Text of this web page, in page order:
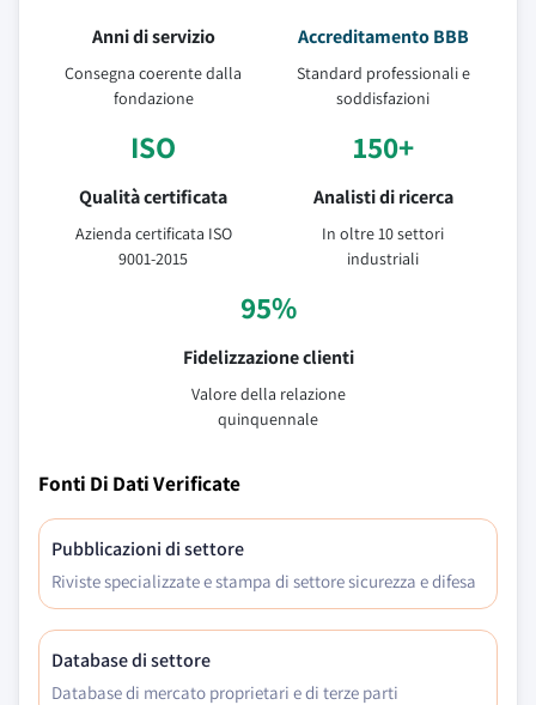
Anni di servizio
Consegna coerente dalla
fondazione
Accreditamento BBB
Standard professionali e
soddisfazioni
ISO
Qualità certificata
Azienda certificata ISO
9001-2015
150+
Analisti di ricerca
In oltre 10 settori
industriali
95%
Fidelizzazione clienti
Valore della relazione
quinquennale
Fonti Di Dati Verificate
Pubblicazioni di settore
Riviste specializzate e stampa di settore sicurezza e difesa
Database di settore
Database di mercato proprietari e di terze parti